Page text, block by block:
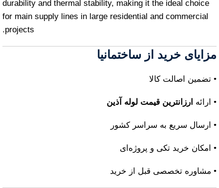
durability and thermal stability, making it the ideal choice
for main supply lines in large residential and commercial
projects.
مزایای خرید از ساختمانیا
• تضمین اصالت کالا
• ارائه ارزانترین قیمت لوله آذین
• ارسال سریع به سراسر کشور
• امکان خرید تکی و پروژه‌ای
• مشاوره تخصصی قبل از خرید